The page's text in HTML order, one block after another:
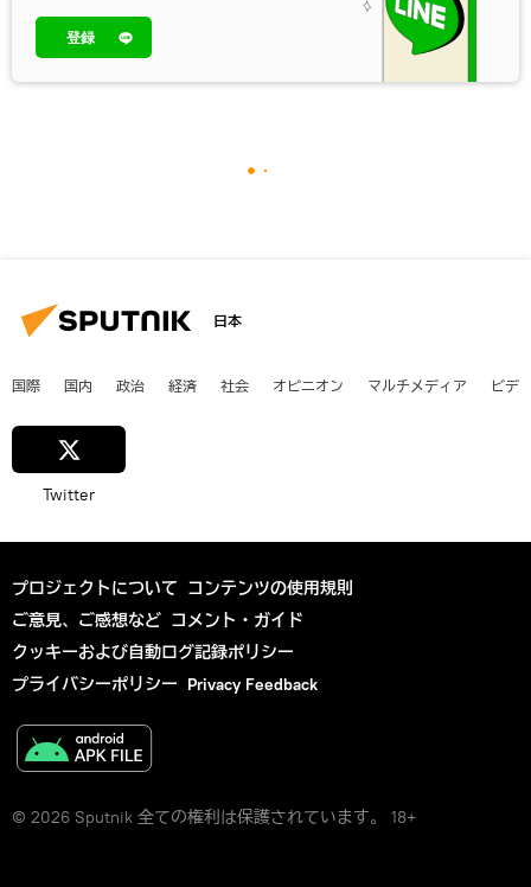
登録
日本
国際 国内 政治 経済 社会 オピニオン マルチメディア ビデ
Twitter
プロジェクトについて コンテンツの使用規則
ご意見、ご感想など コメント・ガイド
クッキーおよび自動ログ記録ポリシー
プライバシーポリシー Privacy Feedback
© 2026 Sputnik 全ての権利は保護されています。 18+